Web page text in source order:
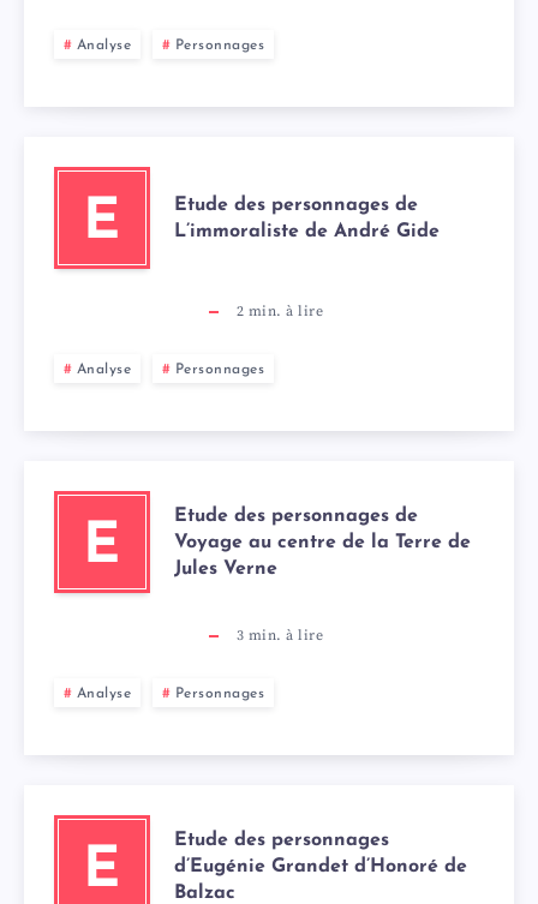
Analyse Personnages
E
Etude des personnages de
L’immoraliste de André Gide
2 min. à lire
Analyse Personnages
E
Etude des personnages de
Voyage au centre de la Terre de
Jules Verne
3 min. à lire
Analyse Personnages
E
Etude des personnages
d’Eugénie Grandet d’Honoré de
Balzac